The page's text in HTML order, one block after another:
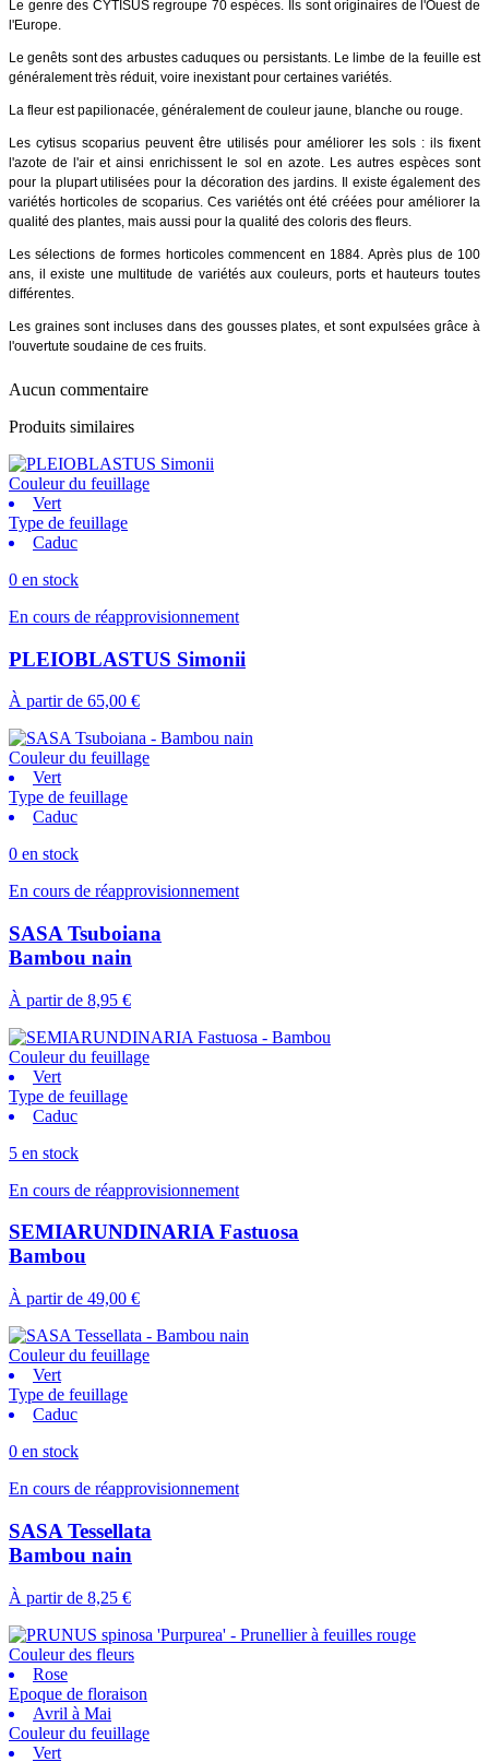
Le genre des CYTISUS regroupe 70 espèces. Ils sont originaires de l'Ouest de
l'Europe.
Le genêts sont des arbustes caduques ou persistants. Le limbe de la feuille est
généralement très réduit, voire inexistant pour certaines variétés.
La fleur est papilionacée, généralement de couleur jaune, blanche ou rouge.
Les cytisus scoparius peuvent être utilisés pour améliorer les sols : ils fixent
l'azote de l'air et ainsi enrichissent le sol en azote. Les autres espèces sont
pour la plupart utilisées pour la décoration des jardins. Il existe également des
variétés horticoles de scoparius. Ces variétés ont été créées pour améliorer la
qualité des plantes, mais aussi pour la qualité des coloris des fleurs.
Les sélections de formes horticoles commencent en 1884. Après plus de 100
ans, il existe une multitude de variétés aux couleurs, ports et hauteurs toutes
différentes.
Les graines sont incluses dans des gousses plates, et sont expulsées grâce à
l'ouvertute soudaine de ces fruits.
Aucun commentaire
Produits similaires
Couleur du feuillage
Vert
Type de feuillage
Caduc
0 en stock
En cours de réapprovisionnement
PLEIOBLASTUS Simonii
À partir de 65,00 €
Couleur du feuillage
Vert
Type de feuillage
Caduc
0 en stock
En cours de réapprovisionnement
SASA Tsuboiana
Bambou nain
À partir de 8,95 €
Couleur du feuillage
Vert
Type de feuillage
Caduc
5 en stock
En cours de réapprovisionnement
SEMIARUNDINARIA Fastuosa
Bambou
À partir de 49,00 €
Couleur du feuillage
Vert
Type de feuillage
Caduc
0 en stock
En cours de réapprovisionnement
SASA Tessellata
Bambou nain
À partir de 8,25 €
Couleur des fleurs
Rose
Epoque de floraison
Avril à Mai
Couleur du feuillage
Vert